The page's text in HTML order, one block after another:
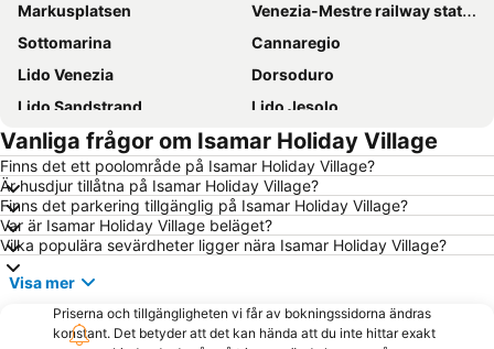
Markusplatsen
Venezia-Mestre railway station
Sottomarina
Cannaregio
Lido Venezia
Dorsoduro
Lido Sandstrand
Lido Jesolo
Ponte di Rialto
Markusplatsen
Marghera Kommun
Padova Central Station
Terminal di Piazzale Roma
Venedigs Lagun
Canale Grande
Santa Croce
Padova Vintage Festival
Jesolo Marina
Carnevale di Venezia
Vanliga frågor om Isamar Holiday Village
Finns det ett poolområde på Isamar Holiday Village?
Är husdjur tillåtna på Isamar Holiday Village?
Finns det parkering tillgänglig på Isamar Holiday Village?
Var är Isamar Holiday Village beläget?
Vilka populära sevärdheter ligger nära Isamar Holiday Village?
Visa mer
Priserna och tillgängligheten vi får av bokningssidorna ändras
konstant. Det betyder att det kan hända att du inte hittar exakt